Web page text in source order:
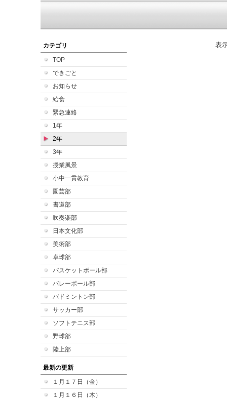
カテゴリ
TOP
できごと
お知らせ
給食
緊急連絡
1年
2年
3年
授業風景
小中一貫教育
園芸部
書道部
吹奏楽部
日本文化部
美術部
卓球部
バスケットボール部
バレーボール部
バドミントン部
サッカー部
ソフトテニス部
野球部
陸上部
最新の更新
１月１７日（金）
１月１６日（木）
表